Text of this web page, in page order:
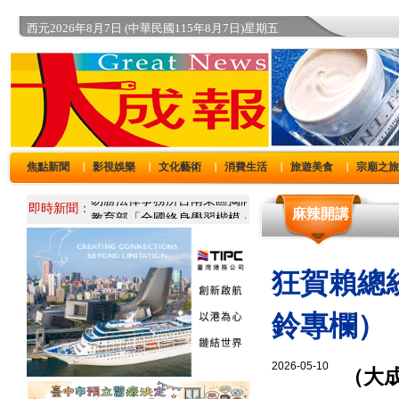
西元2026年8月7日 (中華民國115年8月7日)星期五
焦點新聞 影視娛樂 文化藝術 消費生活 旅遊美食 宗廟之旅
即時新聞： 麻辣開講
狂賀賴總
鈴專欄）
2026-05-10
（大